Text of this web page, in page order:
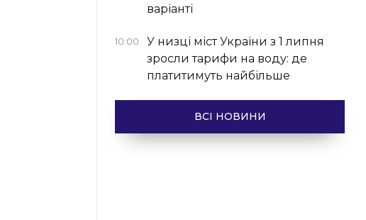
варіанті
10:00
У низці міст України з 1 липня
зросли тарифи на воду: де
платитимуть найбільше
ВСІ НОВИНИ